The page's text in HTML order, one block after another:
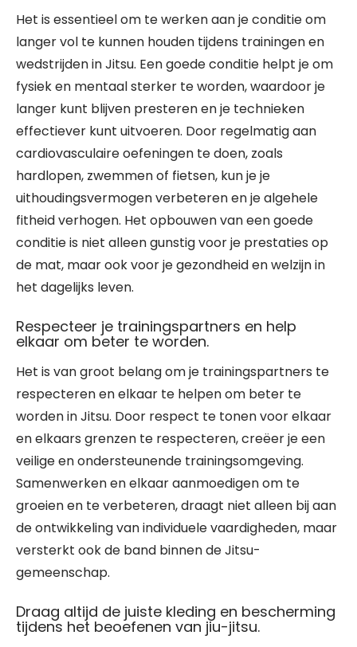
Het is essentieel om te werken aan je conditie om
langer vol te kunnen houden tijdens trainingen en
wedstrijden in Jitsu. Een goede conditie helpt je om
fysiek en mentaal sterker te worden, waardoor je
langer kunt blijven presteren en je technieken
effectiever kunt uitvoeren. Door regelmatig aan
cardiovasculaire oefeningen te doen, zoals
hardlopen, zwemmen of fietsen, kun je je
uithoudingsvermogen verbeteren en je algehele
fitheid verhogen. Het opbouwen van een goede
conditie is niet alleen gunstig voor je prestaties op
de mat, maar ook voor je gezondheid en welzijn in
het dagelijks leven.
Respecteer je trainingspartners en help
elkaar om beter te worden.
Het is van groot belang om je trainingspartners te
respecteren en elkaar te helpen om beter te
worden in Jitsu. Door respect te tonen voor elkaar
en elkaars grenzen te respecteren, creëer je een
veilige en ondersteunende trainingsomgeving.
Samenwerken en elkaar aanmoedigen om te
groeien en te verbeteren, draagt niet alleen bij aan
de ontwikkeling van individuele vaardigheden, maar
versterkt ook de band binnen de Jitsu-
gemeenschap.
Draag altijd de juiste kleding en bescherming
tijdens het beoefenen van jiu-jitsu.